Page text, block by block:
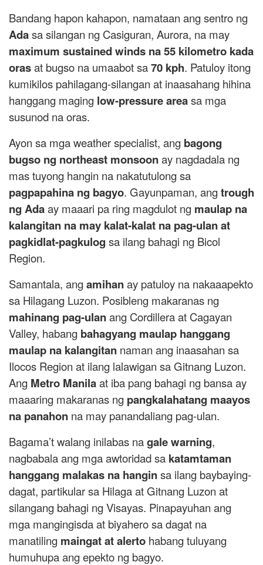
Bandang hapon kahapon, namataan ang sentro ng
Adasa silangan ng Casiguran, Aurora, na may
maximum sustained winds na 55 kilometro kada
orasat bugso na umaabot sa70 kph. Patuloy itong
kumikilos pahilagang-silangan at inaasahang hihina
hanggang maging low-pressure areasa mga
susunod na oras.
Ayon sa mga weather specialist, ang bagong
bugso ng northeast monsoonay nagdadala ng
mas tuyong hangin na nakatutulong sa
pagpapahina ng bagyo. Gayunpaman, angtrough
ng Adaay maaari pa ring magdulot ng maulap na
kalangitan na may kalat-kalat na pag-ulan at
pagkidlat-pagkulog sa ilang bahagi ng Bicol
Region.
Samantala, angamihanay patuloy na nakaaapekto
sa Hilagang Luzon. Posibleng makaranas ng
mahinang pag-ulanang Cordillera at Cagayan
Valley, habang bahagyang maulap hanggang
maulap na kalangitan naman ang inaasahan sa
Ilocos Region at ilang lalawigan sa Gitnang Luzon.
Ang Metro Manilaat iba pang bahagi ng bansa ay
maaaring makaranas ng pangkalahatang maayos
na panahon na may panandaliang pag-ulan.
Bagama’t walang inilabas nagale warning,
nagbabala ang mga awtoridad sa katamtaman
hanggang malakas na hanginsa ilang baybaying-
dagat, partikular sa Hilaga at Gitnang Luzon at
silangang bahagi ng Visayas. Pinapayuhan ang
mga mangingisda at biyahero sa dagat na
manatiling maingat at alerto habang tuluyang
humuhupa ang epekto ng bagyo.